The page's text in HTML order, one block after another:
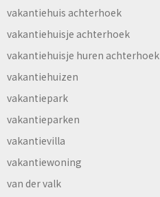
vakantiehuis achterhoek
vakantiehuisje achterhoek
vakantiehuisje huren achterhoek
vakantiehuizen
vakantiepark
vakantieparken
vakantievilla
vakantiewoning
van der valk